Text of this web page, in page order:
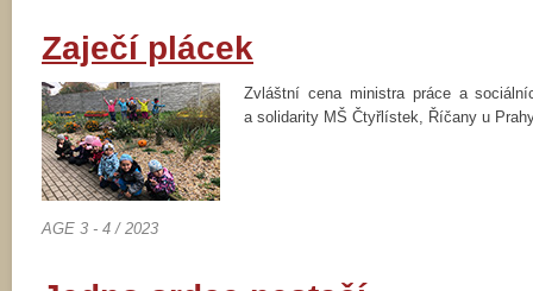
Zaječí plácek
Zvláštní cena ministra práce a
a solidarity MŠ Čtyřlístek, Říčany u
AGE 3 - 4 / 2023